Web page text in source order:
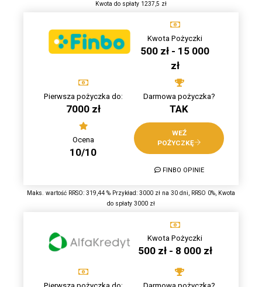
Kwota do spłaty 1237,5 zł
Kwota Pożyczki
500 zł - 15 000
zł
Pierwsza pożyczka do:
7000 zł
Darmowa pożyczka?
TAK
Ocena
10/10
WEŹ
POŻYCZKĘ
FINBO OPINIE
Maks. wartość RRSO: 319,44 % Przykład: 3000 zł na 30 dni, RRSO 0%, Kwota
do spłaty 3000 zł
Kwota Pożyczki
500 zł - 8 000 zł